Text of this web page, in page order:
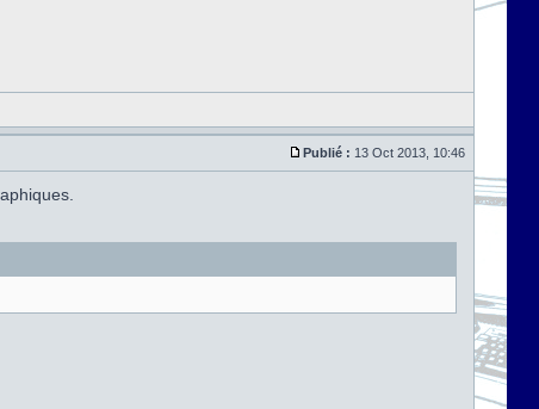
Publié : 13 Oct 2013, 10:46